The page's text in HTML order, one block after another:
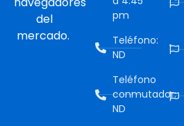
del
mercado.
pm
Teléfono:
ND
Teléfono
conmutador:
ND